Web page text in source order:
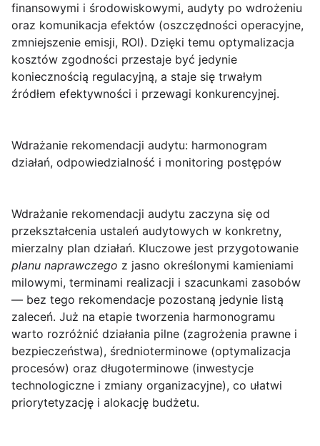
finansowymi i środowiskowymi, audyty po wdrożeniu
oraz komunikacja efektów (oszczędności operacyjne,
zmniejszenie emisji, ROI). Dzięki temu optymalizacja
kosztów zgodności przestaje być jedynie
koniecznością regulacyjną, a staje się trwałym
źródłem efektywności i przewagi konkurencyjnej.
Wdrażanie rekomendacji audytu: harmonogram
działań, odpowiedzialność i monitoring postępów
Wdrażanie rekomendacji audytu zaczyna się od
przekształcenia ustaleń audytowych w konkretny,
mierzalny plan działań. Kluczowe jest przygotowanie
planu naprawczego z jasno określonymi kamieniami
milowymi, terminami realizacji i szacunkami zasobów
— bez tego rekomendacje pozostaną jedynie listą
zaleceń. Już na etapie tworzenia harmonogramu
warto rozróżnić działania pilne (zagrożenia prawne i
bezpieczeństwa), średnioterminowe (optymalizacja
procesów) oraz długoterminowe (inwestycje
technologiczne i zmiany organizacyjne), co ułatwi
priorytetyzację i alokację budżetu.